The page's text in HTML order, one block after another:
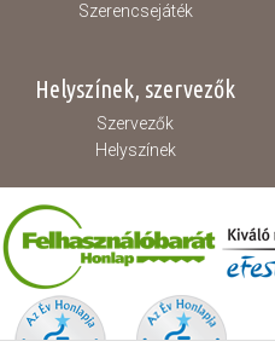
Szerencsejáték
Helyszínek, szervezők
Szervezők
Helyszínek